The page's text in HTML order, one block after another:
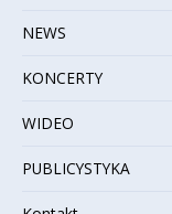
NEWS
KONCERTY
WIDEO
PUBLICYSTYKA